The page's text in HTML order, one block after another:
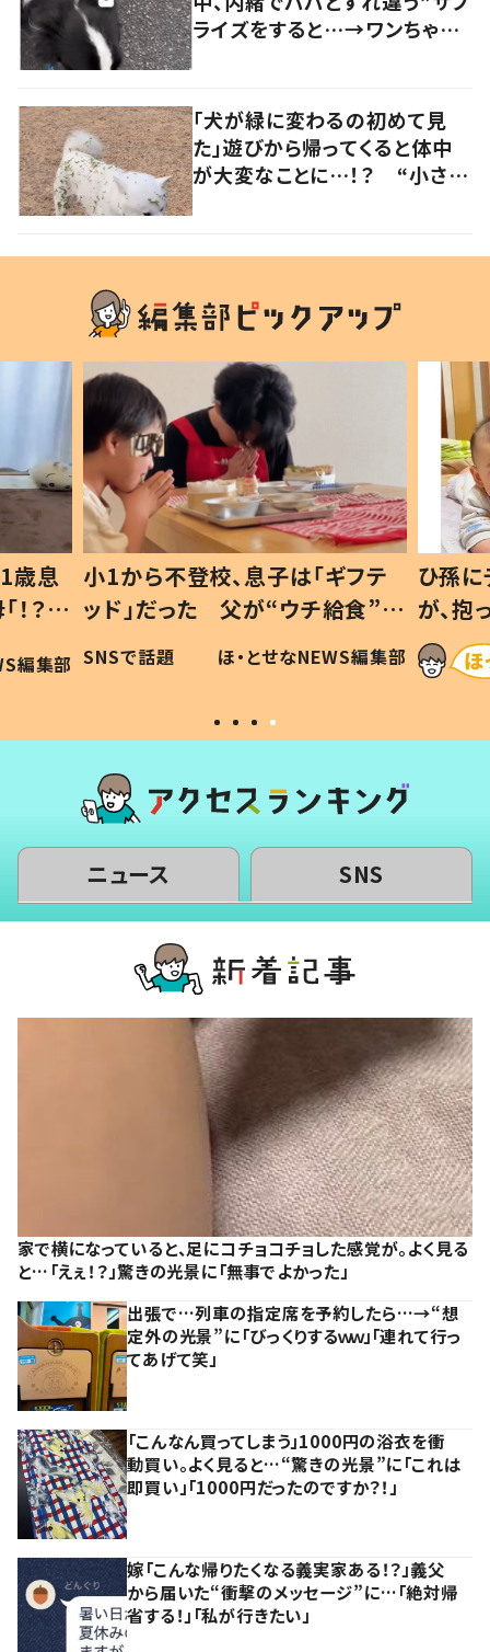
ライズをすると…→ワンちゃん
「犬が緑に変わるの初めて見
た」遊びから帰ってくると体中
が大変なことに…！？ “小さい
歳息
？」
編集部
小1から不登校、息子は「ギフテ
ッド」だった 父が“ウチ給食”を
作り続ける理由とは #令和の親
#令和の子
SNSで話題 ほ・とせなNEWS編集部
ひ孫
が、
「涙が
い」
ニュース SNS
家で横になっていると、足にコチョコチョした感覚が。よく見る
と…「えぇ！？」驚きの光景に「無事でよかった」
出張で…列車の指定席を予約したら…→“想
定外の光景”に「びっくりするｗｗ」「連れて行っ
てあげて笑」
「こんなん買ってしまう」1000円の浴衣を衝
動買い。よく見ると…“驚きの光景”に「これは
即買い」「1000円だったのですか？！」
嫁「こんな帰りたくなる義実家ある！？」義父
から届いた“衝撃のメッセージ”に…「絶対帰
省する！」「私が行きたい」